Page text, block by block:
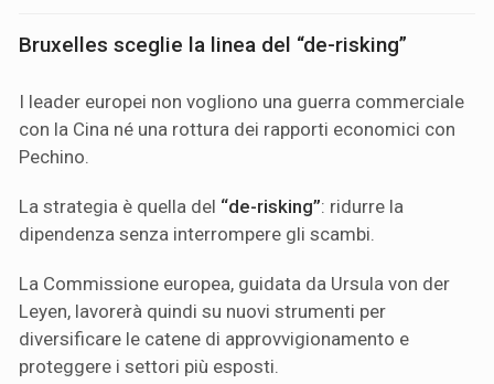
Bruxelles sceglie la linea del “de-risking”
I leader europei non vogliono una guerra commerciale
con la Cina né una rottura dei rapporti economici con
Pechino.
La strategia è quella del “de-risking”: ridurre la
dipendenza senza interrompere gli scambi.
La Commissione europea, guidata da Ursula von der
Leyen, lavorerà quindi su nuovi strumenti per
diversificare le catene di approvvigionamento e
proteggere i settori più esposti.